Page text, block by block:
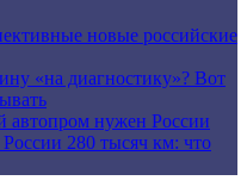
новые российские
«на диагностику»? Вот
автопром нужен России
280 тысяч км: что